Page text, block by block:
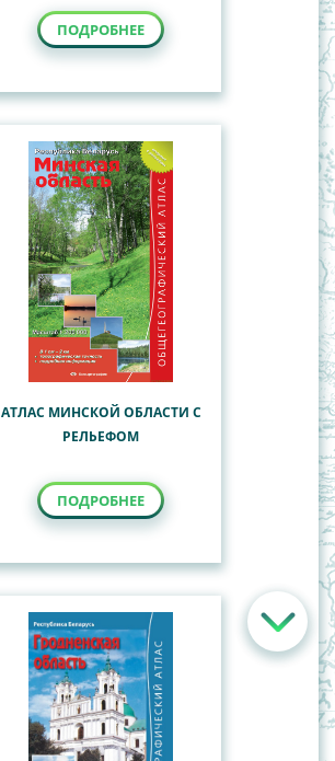
ПОДРОБНЕЕ
АТЛАС МИНСКОЙ ОБЛАСТИ С
РЕЛЬЕФОМ
ПОДРОБНЕЕ